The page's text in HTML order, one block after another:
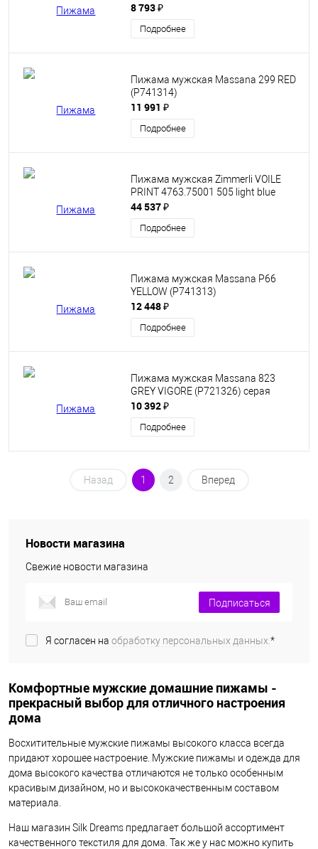
8 793 ₽
Подробнее
Пижама мужская Massana 299 RED
(P741314)
11 991 ₽
Подробнее
Пижама мужская Zimmerli VOILE
PRINT 4763.75001 505 light blue
44 537 ₽
Подробнее
Пижама мужская Massana P66
YELLOW (P741313)
12 448 ₽
Подробнее
Пижама мужская Massana 823
GREY VIGORE (P721326) серая
10 392 ₽
Подробнее
Назад 1 2 Вперед
Новости магазина
Свежие новости магазина
Подписаться
Я согласен на обработку персональных данных.*
Комфортные мужские домашние пижамы -
прекрасный выбор для отличного настроения
дома
Восхитительные мужские пижамы высокого класса всегда
придают хорошее настроение. Мужские пижамы и одежда для
дома высокого качества отличаются не только особенным
красивым дизайном, но и высококачественным составом
материала.
Наш магазин Silk Dreams предлагает большой ассортимент
качественного текстиля для дома. Так же у нас можно купить